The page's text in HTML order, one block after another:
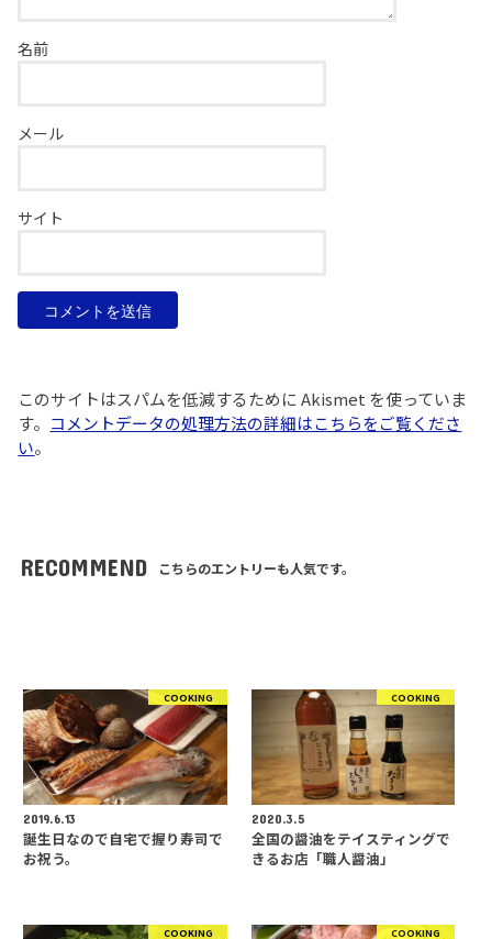
名前
メール
サイト
このサイトはスパムを低減するために Akismet を使っていま
す。 コメントデータの処理方法の詳細はこちらをご覧くださ
い。
RECOMMEND こちらのエントリーも人気です。
COOKING
2019.6.13
誕生日なので自宅で握り寿司で
お祝う。
COOKING
2020.3.5
全国の醤油をテイスティングで
きるお店「職人醤油」
COOKING COOKING